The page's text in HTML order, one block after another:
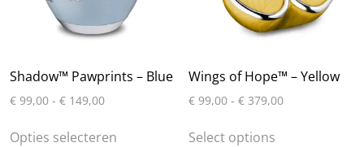
Shadow™ Pawprints – Blue
€ 99,00 - € 149,00Prijsklasse:
tot
Opties selecteren
Wings of Hope™ – Yellow
€ 99,00 - € 379,00Prijsklasse:
Select options